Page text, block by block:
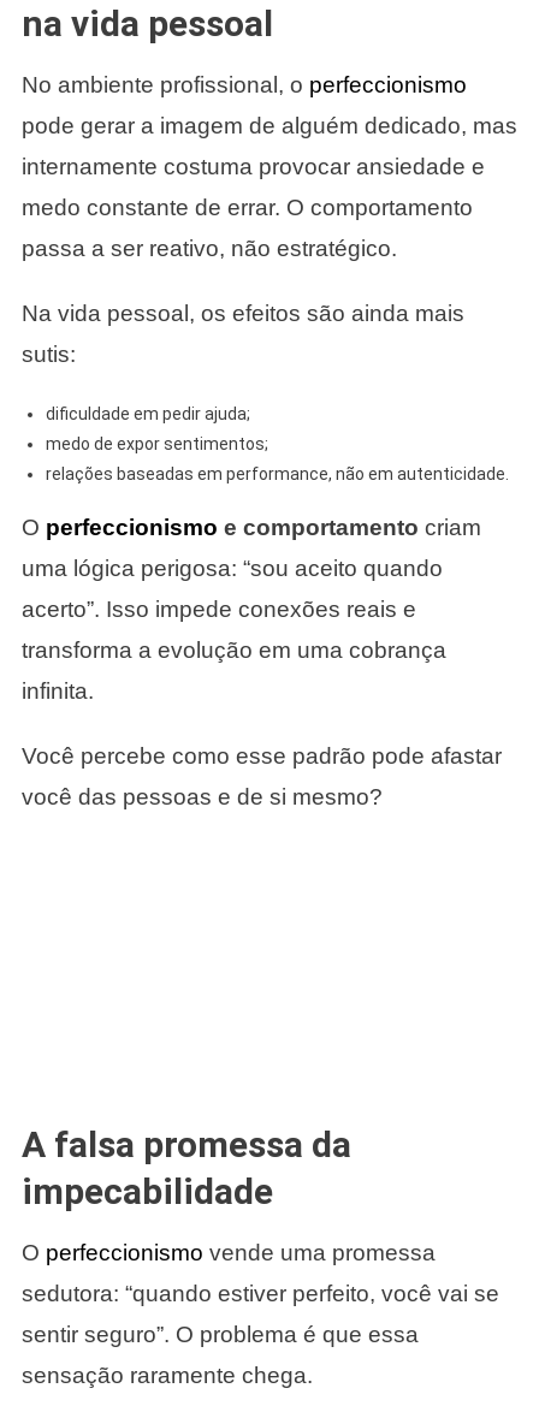
na vida pessoal
No ambiente profissional, o perfeccionismo
pode gerar a imagem de alguém dedicado, mas
internamente costuma provocar ansiedade e
medo constante de errar. O comportamento
passa a ser reativo, não estratégico.
Na vida pessoal, os efeitos são ainda mais
sutis:
dificuldade em pedir ajuda;
medo de expor sentimentos;
relações baseadas em performance, não em autenticidade.
O perfeccionismo e comportamento criam
uma lógica perigosa: “sou aceito quando
acerto”. Isso impede conexões reais e
transforma a evolução em uma cobrança
infinita.
Você percebe como esse padrão pode afastar
você das pessoas e de si mesmo?
A falsa promessa da
impecabilidade
O perfeccionismo vende uma promessa
sedutora: “quando estiver perfeito, você vai se
sentir seguro”. O problema é que essa
sensação raramente chega.